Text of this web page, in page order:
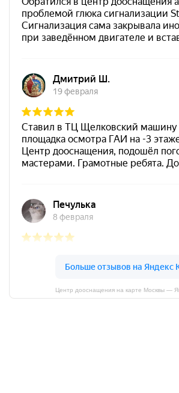
Центр дооснащения на карте Москвы —